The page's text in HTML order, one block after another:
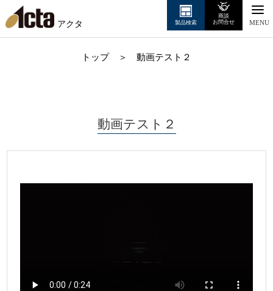
アクタ MENU
製品検索
商談
お問合せ
トップ＞ 動画テスト２
動画テスト２